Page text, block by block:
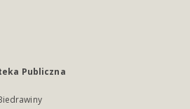
Publiczna